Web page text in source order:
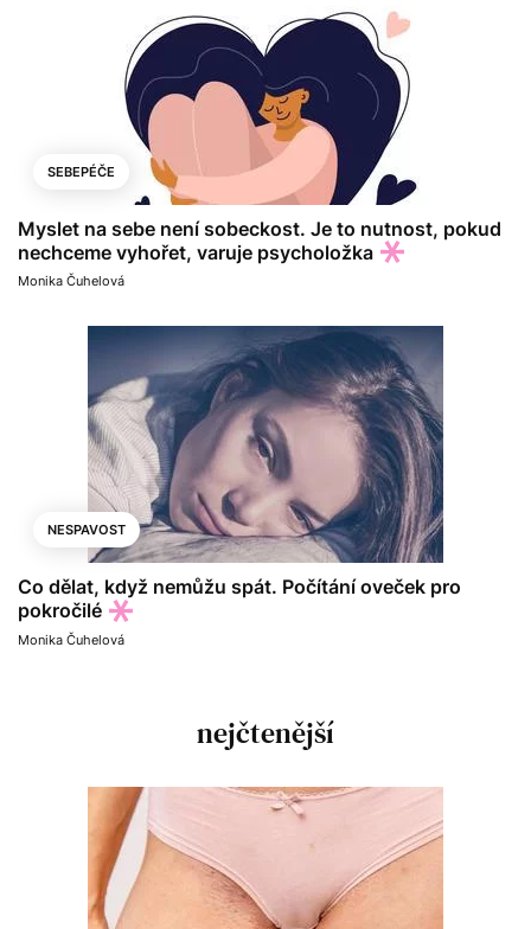
SEBEPÉČE
Myslet na sebe není sobeckost. Je to nutnost, pokud
nechceme vyhořet, varuje psycholožka
Monika Čuhelová
NESPAVOST
Co dělat, když nemůžu spát. Počítání oveček pro
pokročilé
Monika Čuhelová
nejčtenější